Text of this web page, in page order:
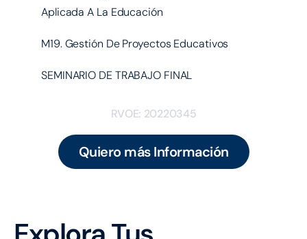
Aplicada A La Educación
M19. Gestión De Proyectos Educativos
SEMINARIO DE TRABAJO FINAL
RVOE: 20220345
Quiero más Información